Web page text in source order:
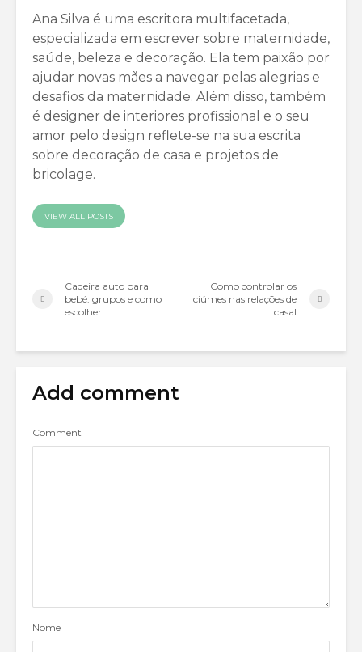
Ana Silva é uma escritora multifacetada,
especializada em escrever sobre maternidade,
saúde, beleza e decoração. Ela tem paixão por
ajudar novas mães a navegar pelas alegrias e
desafios da maternidade. Além disso, também
é designer de interiores profissional e o seu
amor pelo design reflete-se na sua escrita
sobre decoração de casa e projetos de
bricolage.
VIEW ALL POSTS
Cadeira auto para
bebé: grupos e como
escolher
Como controlar os
ciúmes nas relações de
casal
Add comment
Comment
Nome